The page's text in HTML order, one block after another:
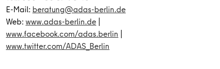
E-Mail: beratung@adas-berlin.de
Web:www.adas-berlin.de |
www.facebook.com/adas.berlin |
www.twitter.com/ADAS_Berlin